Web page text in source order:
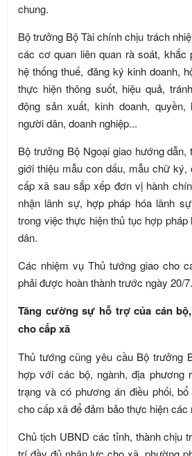
chung.
Bộ trưởng Bộ Tài chính chịu trách
các cơ quan liên quan rà soát, khắc
hệ thống thuế, đăng ký kinh doanh,
thực hiện thông suốt, hiệu quả,
động sản xuất, kinh doanh,
người dân, doanh nghiệp...
Bộ trưởng Bộ Ngoại giao hướng
giới thiệu mẫu con dấu, mẫu chữ
cấp xã sau sắp xếp đơn vị hành
nhận lãnh sự, hợp pháp hóa lãnh
trong việc thực hiện thủ tục hợp
dân.
Các nhiệm vụ Thủ tướng giao cho
phải được hoàn thành trước ngày 20/7.
Tăng cường sự hỗ trợ của cán
cho cấp xã
Thủ tướng cũng yêu cầu Bộ trưởng
hợp với các bộ, ngành, địa phương
trạng và có phương án điều phối,
cho cấp xã để đảm bảo thực hiện
Chủ tịch UBND các tỉnh, thành chịu